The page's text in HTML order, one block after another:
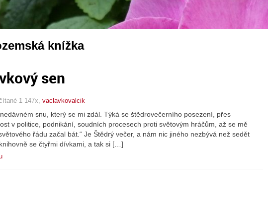
knížka
sen
1 147x, vaclavkovalcik
snu, který se mi zdál. Týká se štědrovečerního posezení, přes
v politice, podnikání, soudních procesech proti světovým hráčům, až se mě
řádu začal bát.“ Je Štědrý večer, a nám nic jiného nezbývá než sedět
se čtyřmi dívkami, a tak si […]